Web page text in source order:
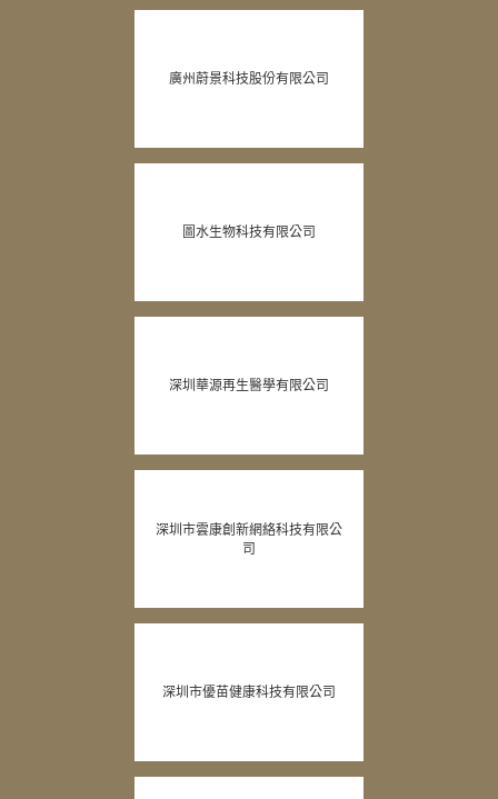
廣州蔚景科技股份有限公司
圖水生物科技有限公司
深圳華源再生醫學有限公司
深圳市雲康創新網絡科技有限公
司
深圳市優苗健康科技有限公司